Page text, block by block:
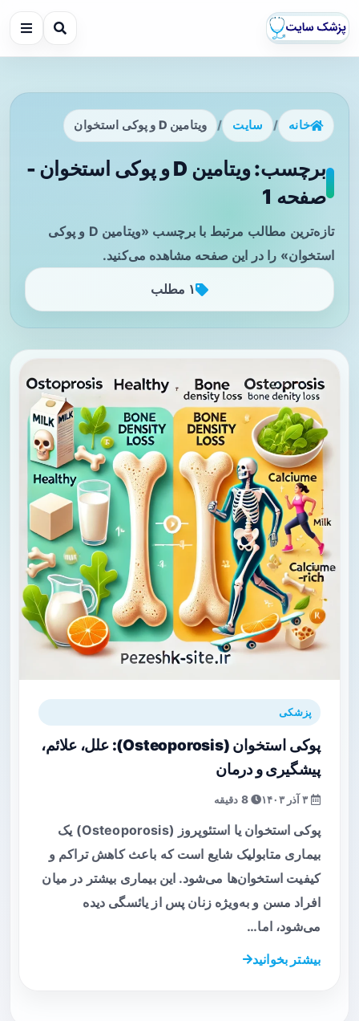
خانه / سایت / ویتامین D و پوکی استخوان
برچسب: ویتامین D و پوکی استخوان -
صفحه 1
تازه‌ترین مطالب مرتبط با برچسب «ویتامین D و پوکی
استخوان» را در این صفحه مشاهده می‌کنید.
۱ مطلب
پزشکی
پوکی استخوان (Osteoporosis): علل، علائم،
پیشگیری و درمان
8 دقیقه
پوکی استخوان یا استئوپروز (Osteoporosis) یک
بیماری متابولیک شایع است که باعث کاهش تراکم و
کیفیت استخوان‌ها می‌شود. این بیماری بیشتر در میان
افراد مسن و به‌ویژه زنان پس از یائسگی دیده
می‌شود، اما…
بیشتر بخوانید